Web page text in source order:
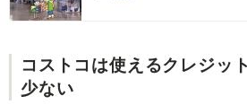
コストコは使えるクレジッ
少ない